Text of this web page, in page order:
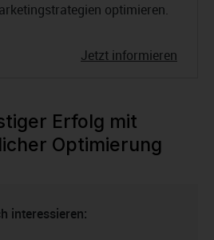
optimieren.
Jetzt informieren
Erfolg mit
Optimierung
interessieren: